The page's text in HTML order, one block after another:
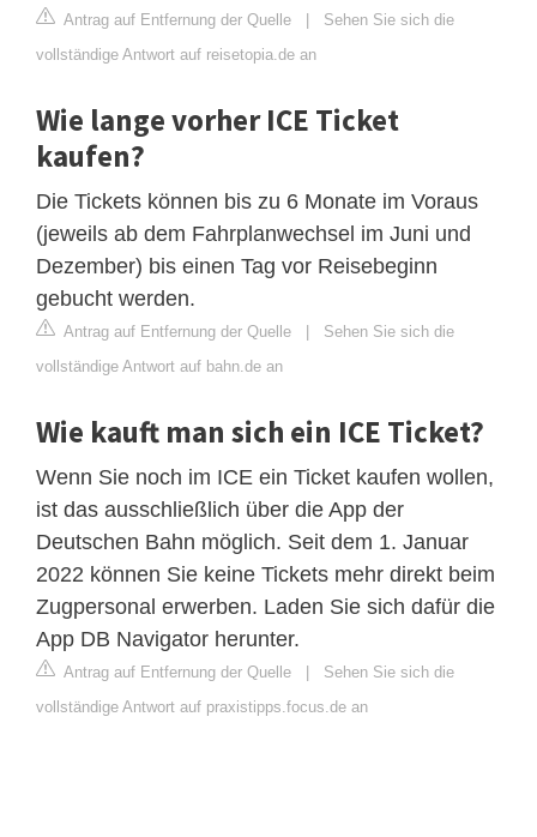
Antrag auf Entfernung der Quelle | Sehen Sie sich die
vollständige Antwort auf reisetopia.de an
Wie lange vorher ICE Ticket
kaufen?
Die Tickets können bis zu 6 Monate im Voraus
(jeweils ab dem Fahrplanwechsel im Juni und
Dezember) bis einen Tag vor Reisebeginn
gebucht werden.
Antrag auf Entfernung der Quelle | Sehen Sie sich die
vollständige Antwort auf bahn.de an
Wie kauft man sich ein ICE Ticket?
Wenn Sie noch im ICE ein Ticket kaufen wollen,
ist das ausschließlich über die App der
Deutschen Bahn möglich. Seit dem 1. Januar
2022 können Sie keine Tickets mehr direkt beim
Zugpersonal erwerben. Laden Sie sich dafür die
App DB Navigator herunter.
Antrag auf Entfernung der Quelle | Sehen Sie sich die
vollständige Antwort auf praxistipps.focus.de an